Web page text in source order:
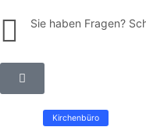
Sie haben Fragen?
Kirchenbüro